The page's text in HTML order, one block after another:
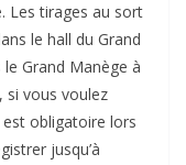
Les tirages au sort
le hall du Grand
Grand Manège à
si vous voulez
obligatoire lors
jusqu’à